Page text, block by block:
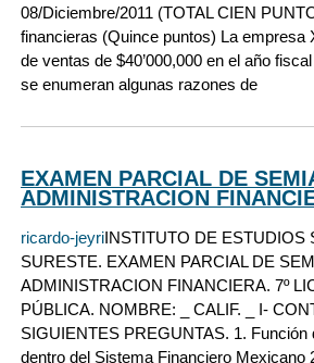
08/Diciembre/2011 (TOTAL CIEN
financieras (Quince puntos) La empresa
de ventas de $40’000,000 en el año
se enumeran algunas razones de
EXAMEN PARCIAL DE
ADMINISTRACION
ricardo-jeyriINSTITUTO DE ESTUDIOS
SURESTE. EXAMEN PARCIAL DE
ADMINISTRACION FINANCIERA. 7º
PÚBLICA. NOMBRE: _ CALIF. _ I-
SIGUIENTES PREGUNTAS. 1. Función
dentro del Sistema Financiero Mexicano